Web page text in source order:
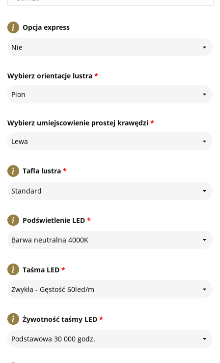
Opcja express
Nie
*
Wybierz orientacje lustra
Pion
*
Wybierz umiejscowienie prostej krawędzi
Lewa
*
Tafla lustra
Standard
*
Podświetlenie LED
Barwa neutralna 4000K
*
Taśma LED
Zwykła - Gęstość 60led/m
*
Żywotność taśmy LED
Podstawowa 30 000 godz.